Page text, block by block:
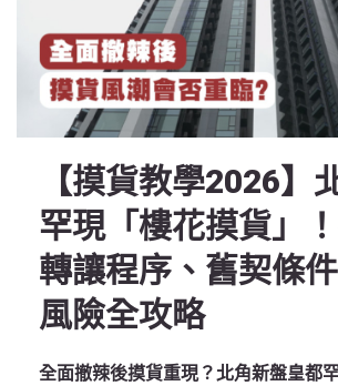
【摸貨教學2026】
罕現「樓花摸貨」
轉讓程序、舊契條
風險全攻略
全面撤辣後摸貨重現？北角新盤皇都